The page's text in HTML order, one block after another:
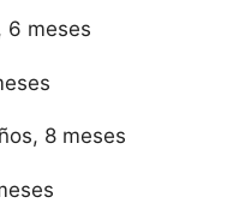
6 meses
8 meses